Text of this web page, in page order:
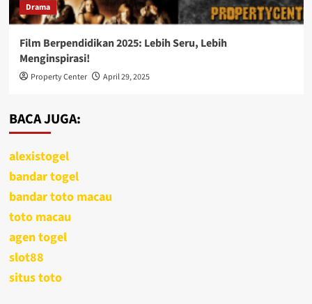
Drama
Film Berpendidikan 2025: Lebih Seru, Lebih
Menginspirasi!
Property Center April 29, 2025
BACA JUGA:
alexistogel
bandar togel
bandar toto macau
toto macau
agen togel
slot88
situs toto